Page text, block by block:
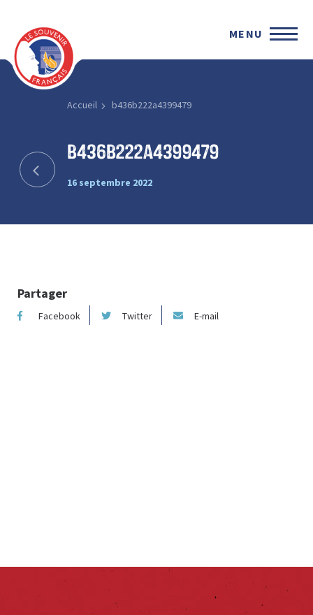
MENU
Accueil b436b222a4399479
b436b222a4399479
16 septembre 2022
Partager
Facebook Twitter E-mail